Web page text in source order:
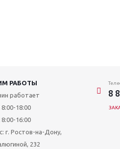
РАБОТЫ
работает
18:00
16:00
г. Ростов-на-Дону,
232
8